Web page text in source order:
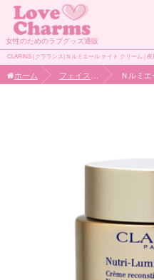
女性のためのラブグッズ通販
CLARINS (クラランス)Ｎルミエール ナイト クリーム |
ホーム